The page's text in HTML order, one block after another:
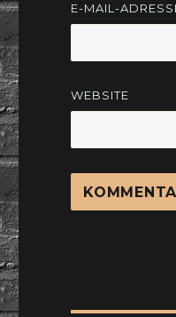
E-MAIL-
WEBSITE